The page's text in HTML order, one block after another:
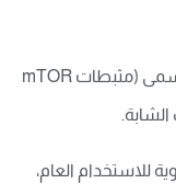
وفي المختبرات، عقاقير مثل الراباميسين، تسمى (مثبطات mTOR
للاستخدام العام،